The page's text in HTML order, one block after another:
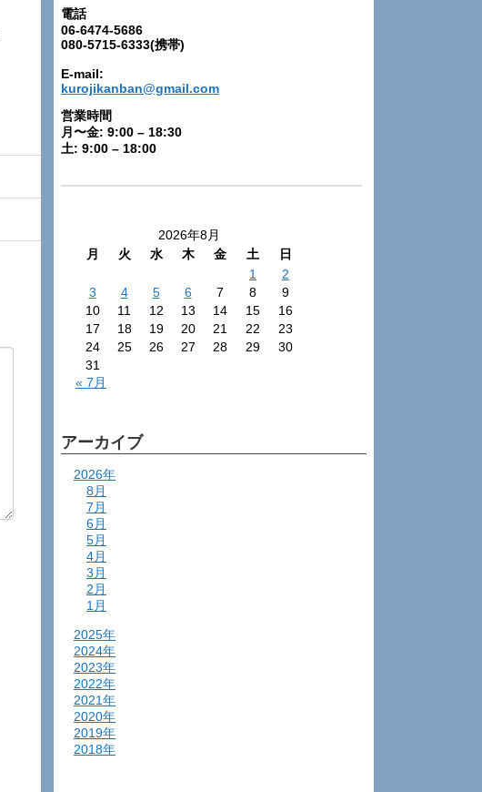
電話
06-6474-5686
080-5715-6333(携帯)
E-mail:
kurojikanban@gmail.com
営業時間
月〜金: 9:00 – 18:30
土: 9:00 – 18:00
2026年8月
月
火 水 木 金 土
日
1
2
3
4 5 6 7 8
9
10
11 12 13 14 15
16
17
18 19 20 21 22
23
24
25 26 27 28 29
30
31
« 7月
アーカイブ
2026年
8月
7月
6月
5月
4月
3月
2月
1月
2025年
2024年
2023年
2022年
2021年
2020年
2019年
2018年